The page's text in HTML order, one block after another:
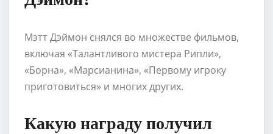
Мэтт Дэймон снялся во множестве фильмов,
включая «Талантливого мистера Рипли»,
«Борна», «Марсианина», «Первому игроку
приготовиться» и многих других.
Какую награду получил